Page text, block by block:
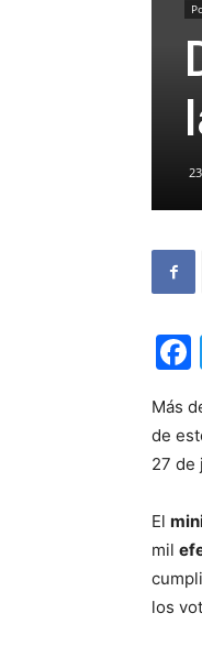
Más
de
27 de
El
mil
los